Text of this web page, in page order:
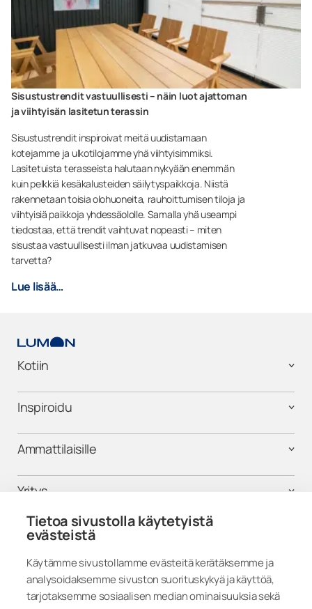
Tietoa sivustolla käytetyistä
evästeistä
Käytämme sivustollamme evästeitä kerätäksemme ja
analysoidaksemme sivuston suorituskykyä ja käyttöä,
tarjotaksemme sosiaalisen median ominaisuuksia sekä
Sisustustrendit vastuullisesti – näin luot ajattoman
ja viihtyisän lasitetun terassin
Sisustustrendit inspiroivat meitä uudistamaan
kotejamme ja ulkotilojamme yhä viihtyisimmiksi.
Lasitetuista terasseista halutaan nykyään enemmän
kuin pelkkiä kesäkalusteiden säilytyspaikkoja. Niistä
rakennetaan toisia olohuoneita, rauhoittumisen tiloja ja
viihtyisiä paikkoja yhdessäololle. Samalla yhä useampi
tiedostaa, että trendit vaihtuvat nopeasti – miten
sisustaa vastuullisesti ilman jatkuvaa uudistamisen
tarvetta?
Lue lisää…
Kotiin
Inspiroidu
Ammattilaisille
Yritys
Tuki
Seuraa meitä